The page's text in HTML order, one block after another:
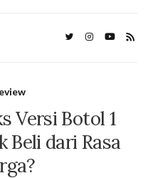
Versi Botol 1
Beli dari Rasa